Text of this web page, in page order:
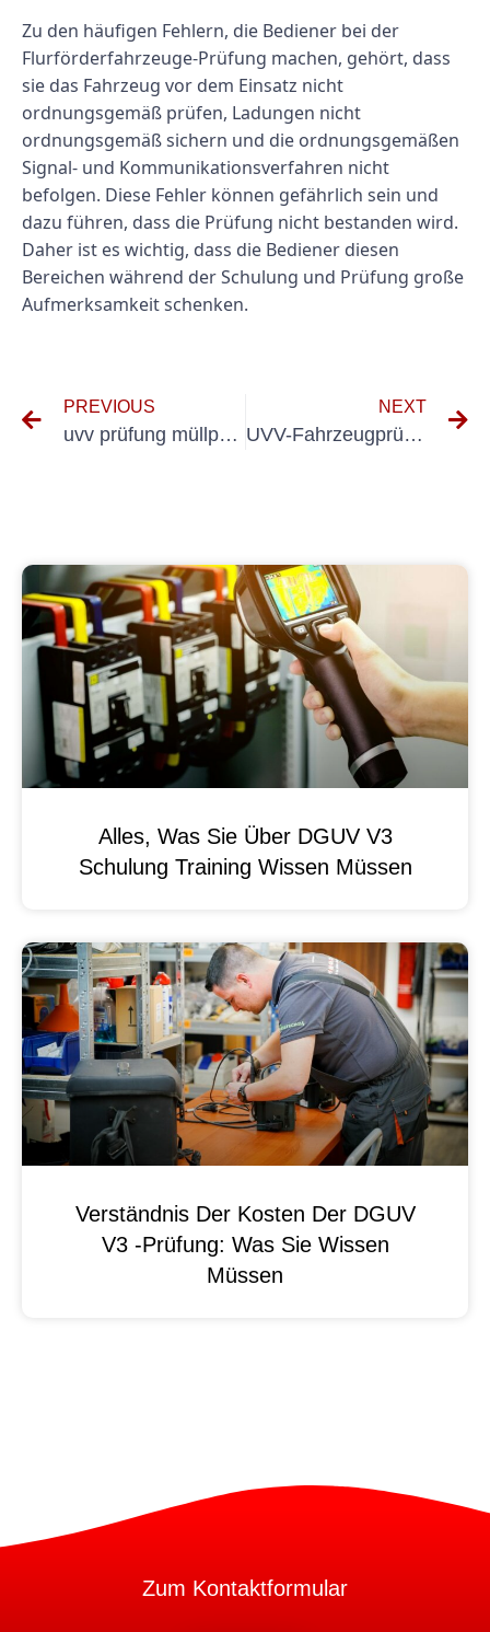
Zu den häufigen Fehlern, die Bediener bei der
Flurförderfahrzeuge-Prüfung machen, gehört, dass
sie das Fahrzeug vor dem Einsatz nicht
ordnungsgemäß prüfen, Ladungen nicht
ordnungsgemäß sichern und die ordnungsgemäßen
Signal- und Kommunikationsverfahren nicht
befolgen. Diese Fehler können gefährlich sein und
dazu führen, dass die Prüfung nicht bestanden wird.
Daher ist es wichtig, dass die Bediener diesen
Bereichen während der Schulung und Prüfung große
Aufmerksamkeit schenken.
PREVIOUS
uvv prüfung müllpressen
NEXT
UVV-Fahrzeugprüfung
Alles, Was Sie Über DGUV V3
Schulung Training Wissen Müssen
Verständnis Der Kosten Der DGUV
V3 -Prüfung: Was Sie Wissen
Müssen
Zum Kontaktformular